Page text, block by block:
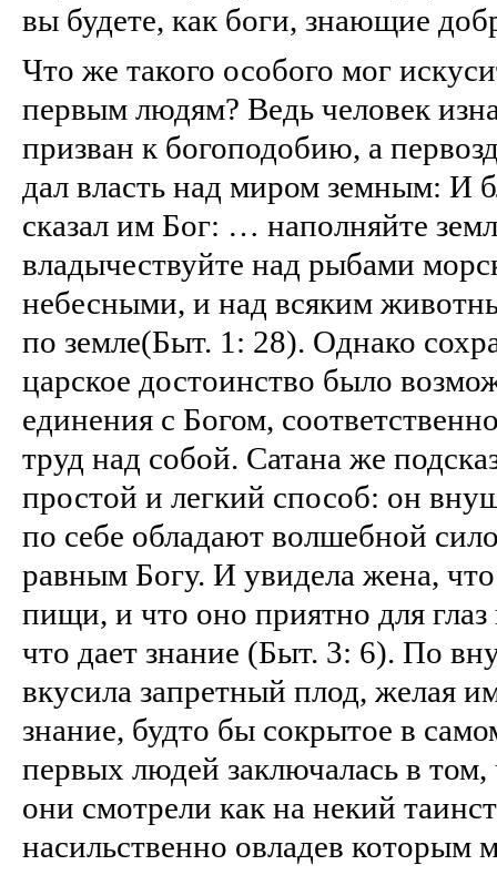
вы будете, как боги, знающие
Что же такого особого мог
первым людям? Ведь человек
призван к богоподобию, а
дал власть над миром земным: И
сказал им Бог: … наполняйте
владычествуйте над рыбами
небесными, и над всяким
по земле(Быт. 1: 28). Однако
царское достоинство было
единения с Богом,
труд над собой. Сатана же
простой и легкий способ: он
по себе обладают волшебной
равным Богу. И увидела жена,
пищи, и что оно приятно для
что дает знание (Быт. 3: 6). По
вкусила запретный плод, желая
знание, будто бы сокрытое в
первых людей заключалась в том,
они смотрели как на некий
насильственно овладев которым